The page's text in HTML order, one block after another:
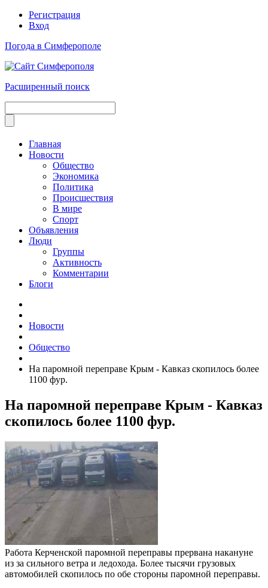
Регистрация
Вход
Погода в Симферополе
Расширенный поиск
Главная
Новости
Общество
Экономика
Политика
Происшествия
В мире
Спорт
Объявления
Люди
Группы
Активность
Комментарии
Блоги
Новости
Общество
На паромной переправе Крым - Кавказ скопилось более
1100 фур.
На паромной переправе Крым - Кавказ
скопилось более 1100 фур.
Работа Керченской паромной переправы прервана накануне
из за сильного ветра и ледохода. Более тысячи грузовых
автомобилей скопилось по обе стороны паромной переправы.